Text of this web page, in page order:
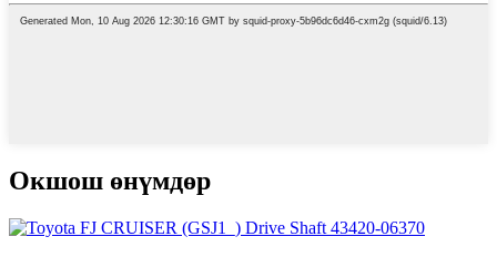
Окшош өнүмдөр